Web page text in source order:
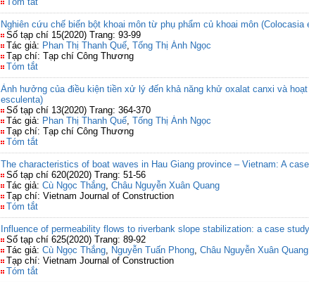
Nghiên cứu chế biến bột khoai môn từ phụ phẩm củ khoai môn
Số tạp chí 15(2020) Trang: 93-99
Tác giả: Phan Thị Thanh Quế, Tống Thị Ánh Ngọc
Tạp chí: Tạp chí Công Thương
Tóm tắt
Ảnh hưởng của điều kiện tiền xử lý đến khả năng khử oxalat canxi và
esculenta)
Số tạp chí 13(2020) Trang: 364-370
Tác giả: Phan Thị Thanh Quế, Tống Thị Ánh Ngọc
Tạp chí: Tạp chí Công Thương
Tóm tắt
The characteristics of boat waves in Hau Giang province – Vietnam: A
Số tạp chí 620(2020) Trang: 51-56
Tác giả: Cù Ngọc Thắng, Châu Nguyễn Xuân Quang
Tạp chí: Vietnam Journal of Construction
Tóm tắt
Influence of permeability flows to riverbank slope stabilization: a case
Số tạp chí 625(2020) Trang: 89-92
Tác giả: Cù Ngọc Thắng, Nguyễn Tuấn Phong, Châu Nguyễn Xuân Quang
Tạp chí: Vietnam Journal of Construction
Tóm tắt